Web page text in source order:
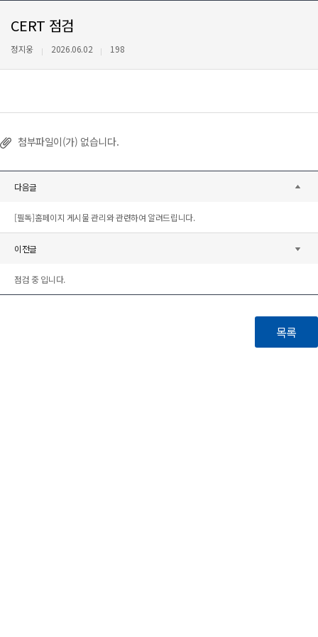
CERT 점검
정지웅 2026.06.02 198
첨부파일이(가) 없습니다.
다음글
[필독]홈페이지 게시물 관리와 관련하여 알려드립니다.
이전글
점검 중 입니다.